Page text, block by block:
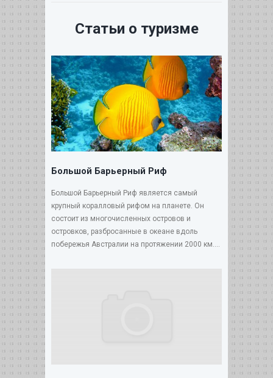
Статьи о туризме
Большой Барьерный Риф
Большой Барьерный Риф является самый
крупный коралловый рифом на планете. Он
состоит из многочисленных островов и
островков, разбросанные в океане вдоль
побережья Австралии на протяжении 2000 км....